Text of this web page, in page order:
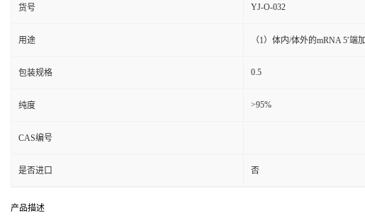
货号 YJ-O-032
用途 （1）体内/体外的mRNA 5′
包装规格 0.5
纯度 >95%
CAS编号
是否进口 否
产品描述